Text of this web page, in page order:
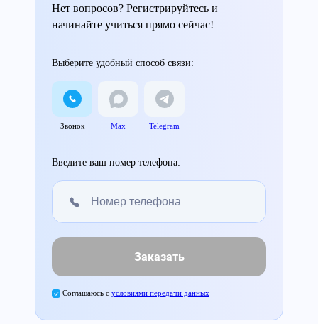
Нет вопросов? Регистрируйтесь и
начинайте учиться прямо сейчас!
Выберите удобный способ связи:
Звонок Max Telegram
Введите ваш номер телефона:
Заказать
Соглашаюсь с условиями передачи данных